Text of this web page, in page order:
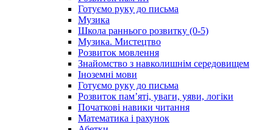
Готуємо руку до письма
Музика
Школа раннього розвитку (0-5)
Музика. Мистецтво
Розвиток мовлення
Знайомство з навколишнім середовищем
Іноземні мови
Готуємо руку до письма
Розвиток пам’яті, уваги, уяви, логіки
Початкові навики читання
Математика і рахунок